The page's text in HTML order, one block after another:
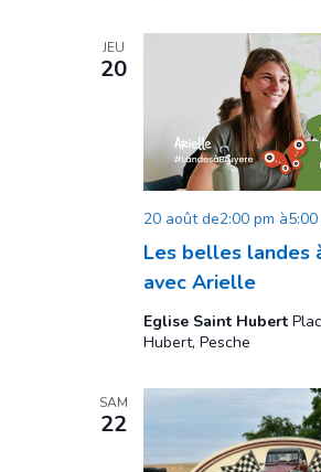
JEU
20
Les belles landes
avec Arielle
20 août de2:00 pm à
Eglise Saint Hubert
Hubert, Pesche
SAM
22